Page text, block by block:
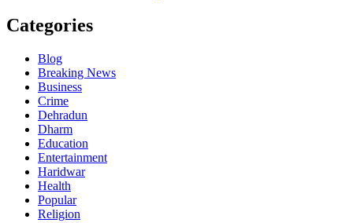
Categories
Blog
Breaking News
Business
Crime
Dehradun
Dharm
Education
Entertainment
Haridwar
Health
Popular
Religion